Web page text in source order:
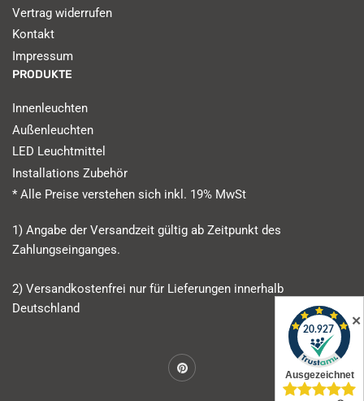
Vertrag widerrufen
Kontakt
Impressum
PRODUKTE
Innenleuchten
Außenleuchten
LED Leuchtmittel
Installations Zubehör
* Alle Preise verstehen sich inkl. 19% MwSt
1) Angabe der Versandzeit gültig ab Zeitpunkt des
Zahlungseinganges.
2) Versandkostenfrei nur für Lieferungen innerhalb
Deutschland
Pinterest
✕